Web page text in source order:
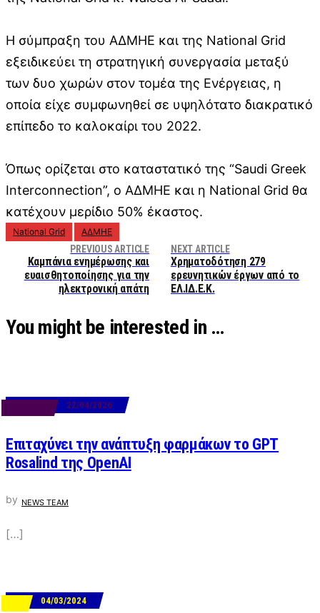
Η σύμπραξη του ΑΔΜΗΕ και της National Grid
εξειδικεύει τη στρατηγική συνεργασία μεταξύ
των δυο χωρών στον τομέα της Ενέργειας, η
οποία είχε συμφωνηθεί σε υψηλότατο διακρατικό
επίπεδο το καλοκαίρι του 2022.
Όπως ορίζεται στο καταστατικό της “Saudi Greek
Interconnection”, ο ΑΔΜΗΕ και η National Grid θα
κατέχουν μερίδιο 50% έκαστος.
National Grid ΑΔΜΗΕ
PREVIOUS ARTICLE
Καμπάνια ενημέρωσης και
ευαισθητοποίησης για την
ηλεκτρονική απάτη
NEXT ARTICLE
Χρηματοδότηση 279
ερευνητικών έργων από το
ΕΛ.ΙΔ.Ε.Κ.
You might be interested in …
22/04/2026
Επιταχύνει την ανάπτυξη φαρμάκων το GPT
Rosalind της OpenAI
by NEWS TEAM
[…]
04/03/2024